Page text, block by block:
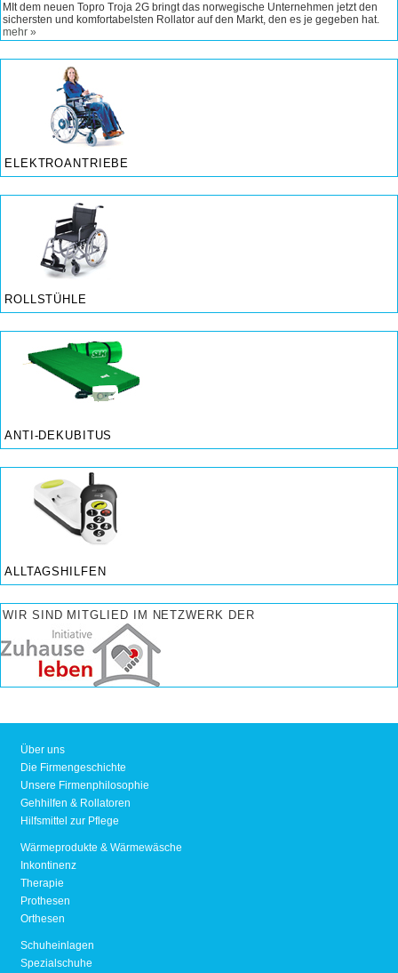
MIt dem neuen Topro Troja 2G bringt das norwegische Unternehmen jetzt den
sichersten und komfortabelsten Rollator auf den Markt, den es je gegeben hat.
mehr »
ELEKTROANTRIEBE
ROLLSTÜHLE
ANTI-DEKUBITUS
ALLTAGSHILFEN
WIR SIND MITGLIED IM NETZWERK DER
Über uns
Die Firmengeschichte
Unsere Firmenphilosophie
Gehhilfen & Rollatoren
Hilfsmittel zur Pflege
Wärmeprodukte & Wärmewäsche
Inkontinenz
Therapie
Prothesen
Orthesen
Schuheinlagen
Spezialschuhe